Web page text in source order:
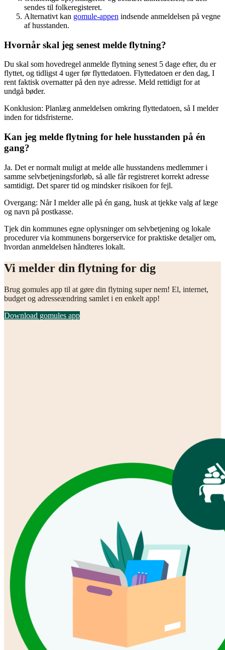
sendes til folkeregisteret.
Alternativt kan gomule-appen indsende anmeldelsen på vegne
af husstanden.
Hvornår skal jeg senest melde flytning?
Du skal som hovedregel anmelde flytning senest 5 dage efter, du er
flyttet, og tidligst 4 uger før flyttedatoen. Flyttedatoen er den dag, I
rent faktisk overnatter på den nye adresse. Meld rettidigt for at
undgå bøder.
Konklusion: Planlæg anmeldelsen omkring flyttedatoen, så I melder
inden for tidsfristerne.
Kan jeg melde flytning for hele husstanden på én
gang?
Ja. Det er normalt muligt at melde alle husstandens medlemmer i
samme selvbetjeningsforløb, så alle får registreret korrekt adresse
samtidigt. Det sparer tid og mindsker risikoen for fejl.
Overgang: Når I melder alle på én gang, husk at tjekke valg af læge
og navn på postkasse.
Tjek din kommunes egne oplysninger om selvbetjening og lokale
procedurer via kommunens borgerservice for praktiske detaljer om,
hvordan anmeldelsen håndteres lokalt.
Vi melder din flytning for dig
Brug gomules app til at gøre din flytning super nem! El, internet,
budget og adresseændring samlet i en enkelt app!
Download gomules app